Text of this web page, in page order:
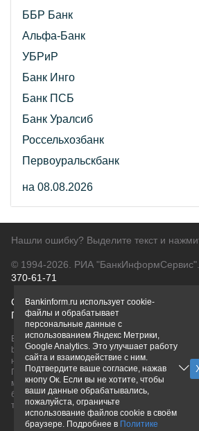
ББР Банк
Альфа-Банк
УБРиР
Банк Инго
Банк ПСБ
Банк Уралсиб
Россельхозбанк
Первоуральскбанк
на 08.08.2026
Нашли ошибку? Выделите текст и
© 1994-2026. РИА "БанкИнформСервис".
370-61-71
О проектеПолитика конфиденциальности
Правовая информацияДля
Вся информация о продуктах банков,
bankinform.ru, носит исключительно
не является публичной офертой,
ГК РФ. Информация не содержит точного и
может быть изменена. Конечные условия
банков или при личном обращении.
товарные знаки принадлежит их
Bankinform.ru использует cookie-
файлы и обрабатывает
персональные данные с
использованием Яндекс Метрики,
Google Analytics. Это улучшает работу
сайта и взаимодействие с ним.
Подтвердите ваше согласие, нажав
кнопу Ок. Если вы не хотите, чтобы
ваши данные обрабатывались,
пожалуйста, ограничьте
использование файлов cookie в своём
браузере. Подробнее в Политике